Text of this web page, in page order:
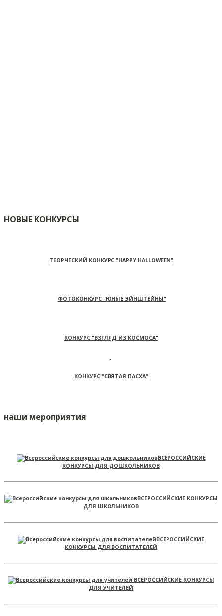
НОВЫЕ КОНКУРСЫ
ТВОРЧЕСКИЙ КОНКУРС "HAPPY HALLOWEEN"
ФОТОКОНКУРС "ЮНЫЕ ЭЙНШТЕЙНЫ"
КОНКУРС "ВЗГЛЯД ИЗ КОСМОСА"
КОНКУРС "СВЯТАЯ ПАСХА"
наши мероприятия
ВСЕРОССИЙСКИЕ
КОНКУРСЫ ДЛЯ ДОШКОЛЬНИКОВ
ВСЕРОССИЙСКИЕ КОНКУРСЫ
ДЛЯ ШКОЛЬНИКОВ
ВСЕРОССИЙСКИЕ
КОНКУРСЫ ДЛЯ ВОСПИТАТЕЛЕЙ
ВСЕРОССИЙСКИЕ КОНКУРСЫ
ДЛЯ УЧИТЕЛЕЙ